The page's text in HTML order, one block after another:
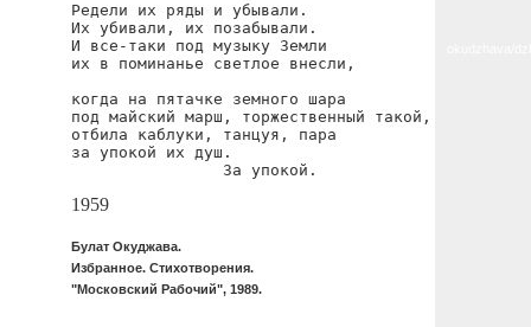
Редели их ряды и убывали.
Их убивали, их позабывали.
И все-таки под музыку Земли
их в поминанье светлое внесли,
когда на пятачке земного шара
под майский марш, торжественный такой,
отбила каблуки, танцуя, пара
за упокой их душ.
                За упокой.
1959
Булат Окуджава.
Избранное. Стихотворения.
"Московский Рабочий", 1989.